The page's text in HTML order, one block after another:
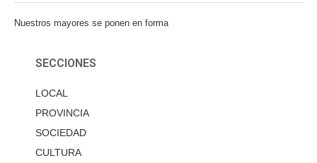
Nuestros mayores se ponen en forma
SECCIONES
LOCAL
PROVINCIA
SOCIEDAD
CULTURA